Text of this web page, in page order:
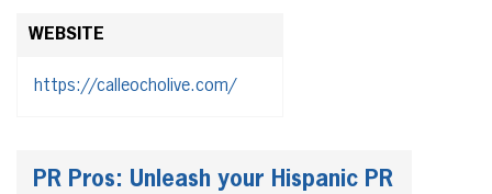
WEBSITE
https://calleocholive.com/
PR Pros: Unleash your Hispanic PR